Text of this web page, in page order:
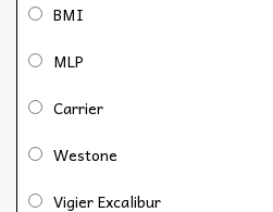
BMI
MLP
Carrier
Westone
Vigier Excalibur